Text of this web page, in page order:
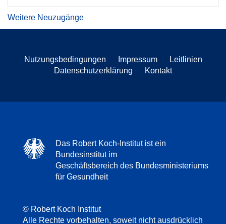
Weitere Neuzugänge
Nutzungsbedingungen Impressum
Leitlinien
Datenschutzerklärung
Kontakt
Das Robert Koch-Institut ist ein
Bundesinstitut im
Geschäftsbereich des Bundesministeriums
für Gesundheit
© Robert Koch Institut
Alle Rechte vorbehalten, soweit nicht ausdrücklich